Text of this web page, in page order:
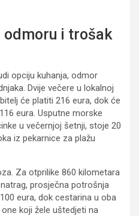
odmoru i trošak
opciju kuhanja, odmor
Dvije večere u lokalnoj
će platiti 216 eura, dok će
eura. Usputne morske
u večernjoj šetnji, stoje 20
iz pekarnice za plažu
Za otprilike 860 kilometara
prosječna potrošnja
eura, dok cestarina u oba
koji žele uštedjeti na